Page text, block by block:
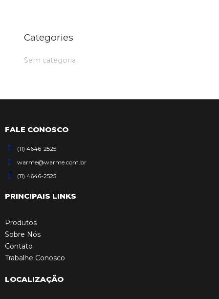
Categories
Sem categoria
FALE CONOSCO
(11) 4646-2525
warme@warme.com.br
(11) 4646-2525
PRINCIPAIS LINKS
Produtos
Sobre Nós
Contato
Trabalhe Conosco
LOCALIZAÇÃO